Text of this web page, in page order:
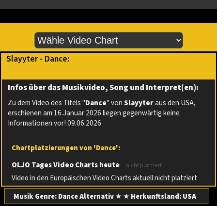
Slayyter - Dance:
Infos über das Musikvideo, Song und Interpret(en):
Zu dem Video des Titels "Dance" vonSlayyteraus den USA,
erschienen am 16.Januar 2026 liegen gegenwärtig keine
Informationen vor! 09.06.2026
Chartplatzierungen von 'Dance':
OLJO Tages Video Chartsheute: nicht platziert
Video in den Europäischen Video Charts aktuell nicht platziert
Musik Genre: Dance Alternativ★ ★ Herkunftsland:USA